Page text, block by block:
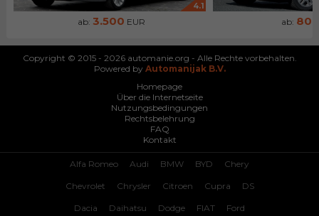
4.1
ab: 3.500 EUR ab: 800
Copyright © 2015 - 2026 automanie.org - Alle Rechte vorbehalten.
Powered by Automanijak B.V.
Homepage
Über die Internetseite
Nutzungsbedingungen
Rechtsbelehrung
FAQ
Kontakt
Alfa Romeo Audi BMW BYD Chery
Chevrolet Chrysler Citroen Cupra DS
Dacia Daihatsu Dodge FIAT Ford